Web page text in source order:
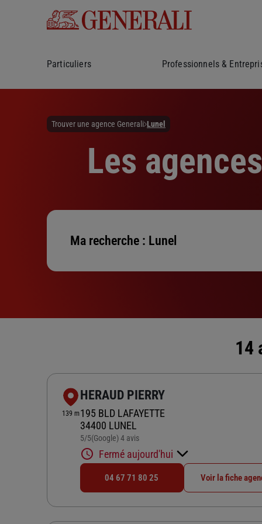
Particuliers Professionnels &
Trouver une agence Generali Lunel
Les
Ma recherche : Lunel
14
139 m
HERAUD PIERRY
195 BLD LAFAYETTE
34400 LUNEL
5/5Note de 5 sur 5
(Google) 4 avis
Fermé aujourd'hui
04 67 71 80 25 Voir la fiche